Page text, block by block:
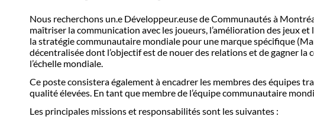
Nous recherchons un.e Développeur.euse de Communautés à
maîtriser la communication avec les joueurs, l’amélioration des jeux
la stratégie communautaire mondiale pour une marque spécifique
décentralisée dont l’objectif est de nouer des relations et de gagner
l’échelle mondiale.
Ce poste consistera également à encadrer les membres des équipes
qualité élevées. En tant que membre de l’équipe communautaire
Les principales missions et responsabilités sont les suivantes :